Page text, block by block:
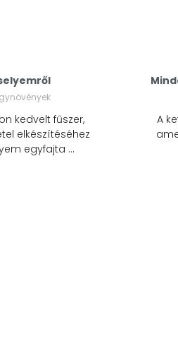
kedvelt fűszer,
elkészítéséhez
egyfajta …
A